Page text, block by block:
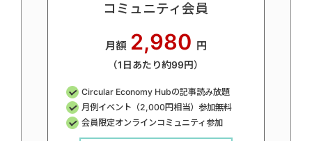
コミュニティ会員
月額 2,980 円
（1日あたり約99円）
Circular Economy Hubの記事読み放題
月例イベント（2,000円相当）参加無料
会員限定オンラインコミュニティ参加